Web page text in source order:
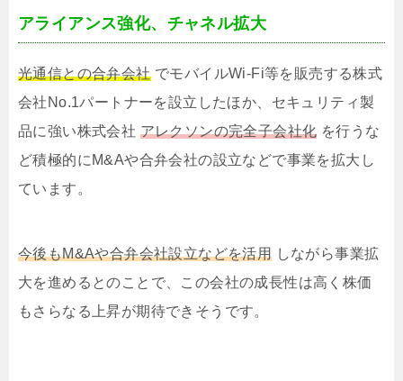
アライアンス強化、チャネル拡大
光通信との合弁会社でモバイルWi-Fi等を販売する株式
会社No.1パートナーを設立したほか、セキュリティ製
品に強い株式会社 アレクソンの完全子会社化 を行うな
ど積極的にM&Aや合弁会社の設立などで事業を拡大し
ています。
今後もM&Aや合弁会社設立などを活用 しながら事業拡
大を進めるとのことで、この会社の成長性は高く株価
もさらなる上昇が期待できそうです。